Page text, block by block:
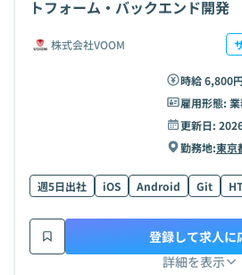
トフォーム・バックエンド開発
株式会社VOOM
時給 6,800
雇用形態:
更新日:
勤務地:東京
週5日出社 iOS Android Git
詳細を表示
登録して求人に